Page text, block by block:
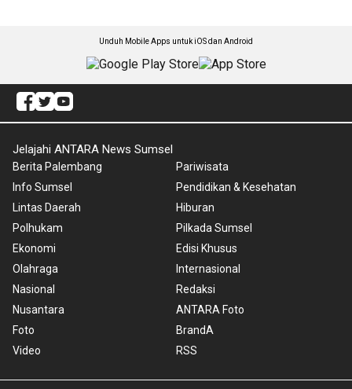
Unduh Mobile Apps untuk iOS dan Android
Jelajahi ANTARA News Sumsel
Berita Palembang
Info Sumsel
Lintas Daerah
Polhukam
Ekonomi
Olahraga
Nasional
Nusantara
Foto
Video
Pariwisata
Pendidikan & Kesehatan
Hiburan
Pilkada Sumsel
Edisi Khusus
Internasional
Redaksi
ANTARA Foto
BrandA
RSS